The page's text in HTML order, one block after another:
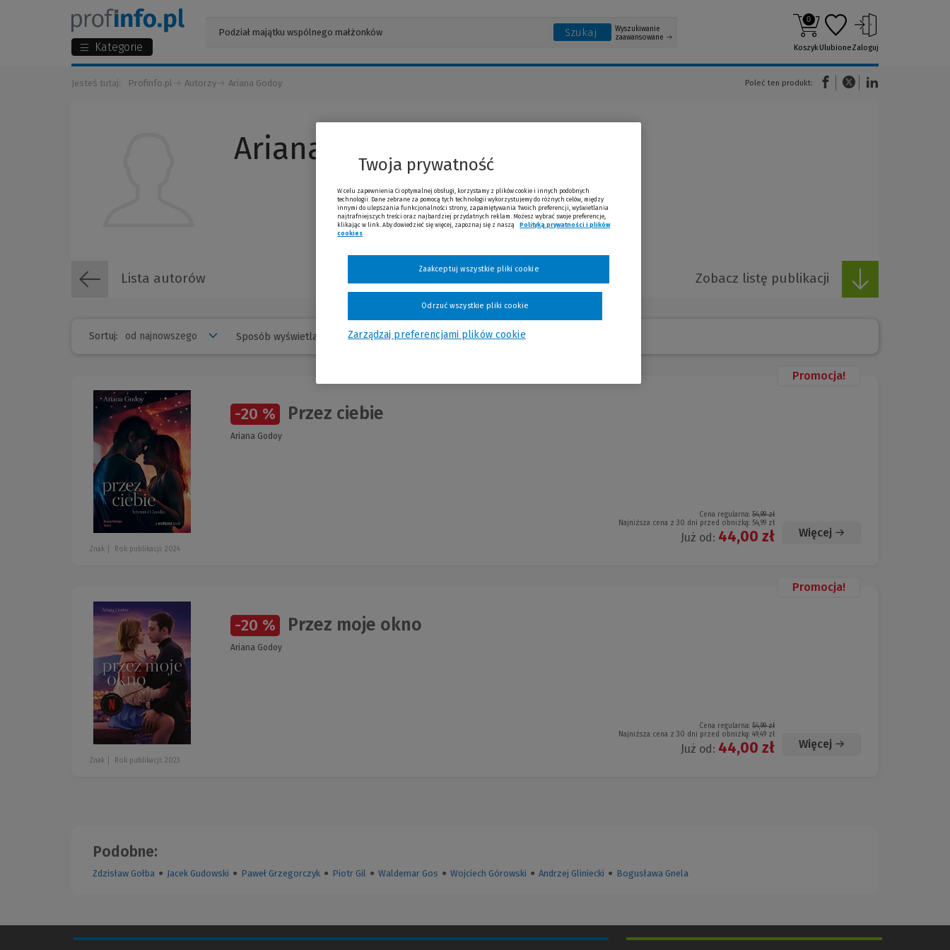
Kategorie
Szukaj
Wyszukiwanie
zaawansowane
0
KoszykUlubioneZaloguj
Jesteś tutaj: Profinfo.pl Autorzy Ariana Godoy Poleć ten produkt:
(Nowe okno)(Link do innej strony)
Ariana Godoy
Lista autorów Zobacz listę publikacji
Sortuj: Sposób wyświetlania
Promocja!
-20 % Przez ciebie
Ariana Godoy
Cena regularna: 54,99 zł
Najniższa cena z 30 dni przed obniżką: 54,99 zł
Już od: 44,00 zł Więcej
Znak Rok publikacji: 2024
Promocja!
-20 % Przez moje okno
Ariana Godoy
Cena regularna: 54,99 zł
Najniższa cena z 30 dni przed obniżką: 49,49 zł
Już od: 44,00 zł Więcej
Znak Rok publikacji: 2023
Podobne:
Zdzisław Gołba ● Jacek Gudowski ● Paweł Grzegorczyk ● Piotr Gil ● Waldemar Gos ● Wojciech Górowski ● Andrzej Gliniecki ● Bogusława Gnela
Twoja prywatność
W celu zapewnienia Ci optymalnej obsługi, korzystamy z plików cookie i innych podobnych
technologii. Dane zebrane za pomocą tych technologii wykorzystujemy do różnych celów, między
innymi do ulepszania funkcjonalności strony, zapamiętywania Twoich preferencji, wyświetlania
najtrafniejszych treści oraz najbardziej przydatnych reklam. Możesz wybrać swoje preferencje,
klikając w link. Aby dowiedzieć się więcej, zapoznaj się z naszą
Polityką prywatności i plików
cookies
Zarządzaj preferencjami plików cookie
Odrzuć wszystkie pliki cookie
Zaakceptuj wszystkie pliki cookie